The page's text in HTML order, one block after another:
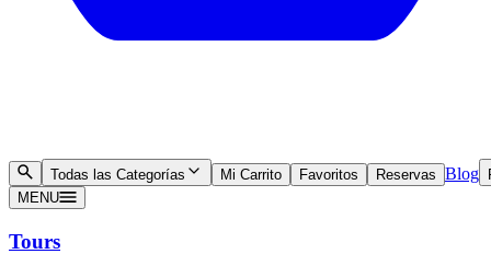
Todas las Categorías Mi Carrito Favoritos Reservas Blog
MENU
Tours